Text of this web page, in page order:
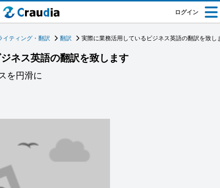
ログイン
イティング・翻訳 翻訳 実際に業務活用しているビジネス英語の翻訳を致し
ネス英語の翻訳を致します
を円滑に